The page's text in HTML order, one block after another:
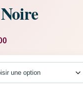
Plage de prix :